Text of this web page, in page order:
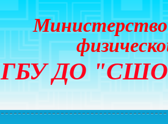
Министерство
ГБУ ДО "СШОР